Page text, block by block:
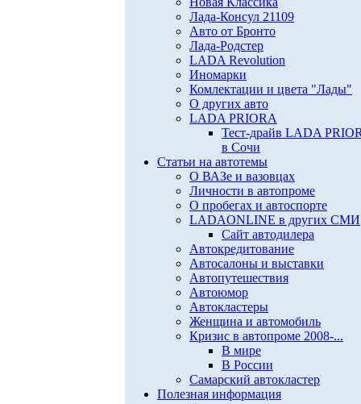
Лада-Консул 21109
Авто от Бронто
Лада-Родстер
LADA Revolution
Иномарки
Комлектации и цвета "Лады"
О других авто
LADA PRIORA
Тест-драйв LADA
в Сочи
Статьи на автотемы
О ВАЗе и вазовцах
Личности в автопроме
О пробегах и автоспорте
LADAONLINE в других СМИ
Сайт автодилера
Автокредитование
Автосалоны и выставки
Автопутешествия
Автоюмор
Автокластеры
Женщина и автомобиль
Кризис в автопроме 2008-...
В мире
В России
Самарский автокластер
Полезная информация